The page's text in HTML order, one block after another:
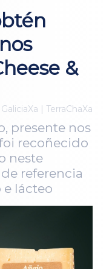
&
GaliciaXa | TerraChaXa
presente nos
recoñecido
neste
referencia
e lácteo